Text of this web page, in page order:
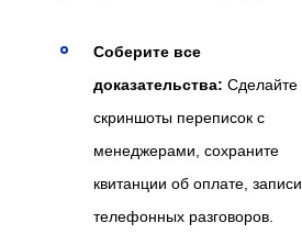
Соберите все
доказательства: Сделайте
скриншоты переписок с
менеджерами, сохраните
квитанции об оплате, записи
телефонных разговоров.